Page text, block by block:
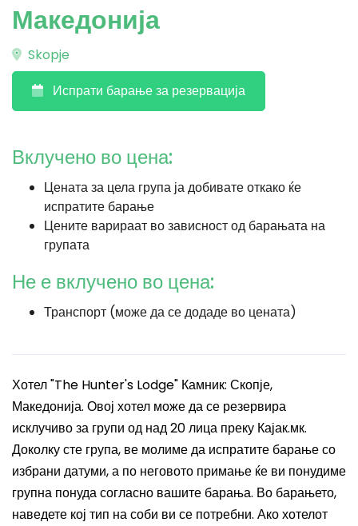
Македонија
Skopje
Испрати барање за резервација
Вклучено во цена:
Цената за цела група ја добивате откако ќе
испратите барање
Цените варираат во зависност од барањата на
групата
Не е вклучено во цена:
Транспорт (може да се додаде во цената)
Хотел "The Hunter's Lodge" Камник: Скопје,
Македонија. Овој хотел може да се резервира
исклучиво за групи од над 20 лица преку Кајак.мк.
Доколку сте група, ве молиме да испратите барање со
избрани датуми, а по неговото примање ќе ви понудиме
групна понуда согласно вашите барања. Во барањето,
наведете кој тип на соби ви се потребни. Ако хотелот